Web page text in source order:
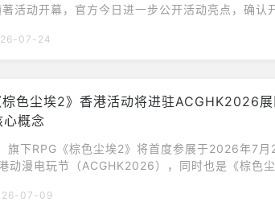
活动开幕，官方今日进一步公开活动亮点，确认
香港玩家近距离交流。官方表示，《棕色尘埃2》
07-24
色尘埃2》香港活动将进驻ACGHK2026展
心概念
旗下RPG《棕色尘埃2》将首度参展于2026年7月
动漫电玩节（ACGHK2026），同时也是《棕色
向一直以来支持《棕色尘埃2》的玩家表达感谢。
07-09